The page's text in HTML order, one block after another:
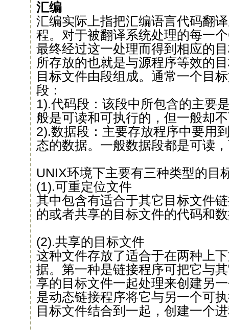
汇编
汇编实际上指把汇编语言代码翻
程。对于被翻译系统处理的每一
最终经过这一处理而得到相应的
所存放的也就是与源程序等效的
目标文件由段组成。通常一个目
段：
1).代码段：该段中所包含的主要
般是可读和可执行的，但一般却
2).数据段：主要存放程序中要用
态的数据。一般数据段都是可读
UNIX环境下主要有三种类型的目
(1).可重定位文件
其中包含有适合于其它目标文件
的或者共享的目标文件的代码和
(2).共享的目标文件
这种文件存放了适合于在两种上
据。第一种是链接程序可把它与
享的目标文件一起处理来创建另
是动态链接程序将它与另一个可
目标文件结合到一起，创建一个